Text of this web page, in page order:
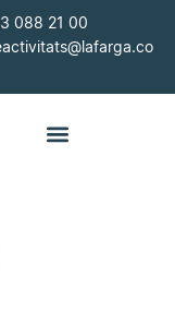
088 21 00